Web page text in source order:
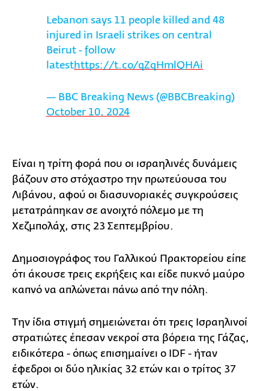
Lebanon says 11 people killed and 48
injured in Israeli strikes on central
Beirut - follow
latesthttps://t.co/qZqHmlQHAi
— BBC Breaking News (@BBCBreaking)
October 10, 2024
Είναι η τρίτη φορά που οι ισραηλινές δυνάμεις
βάζουν στο στόχαστρο την πρωτεύουσα του
Λιβάνου, αφού οι διασυνοριακές συγκρούσεις
μετατράπηκαν σε ανοιχτό πόλεμο με τη
Χεζμπολάχ, στις 23 Σεπτεμβρίου.
Δημοσιογράφος του Γαλλικού Πρακτορείου είπε
ότι άκουσε τρεις εκρήξεις και είδε πυκνό μαύρο
καπνό να απλώνεται πάνω από την πόλη.
Την ίδια στιγμή σημειώνεται ότι τρεις Ισραηλινοί
στρατιώτες έπεσαν νεκροί στα βόρεια της Γάζας,
ειδικότερα - όπως επισημαίνει ο IDF - ήταν
έφεδροι οι δύο ηλικίας 32 ετών και ο τρίτος 37
ετών.